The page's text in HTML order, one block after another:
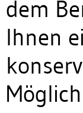
dem
Ihnen